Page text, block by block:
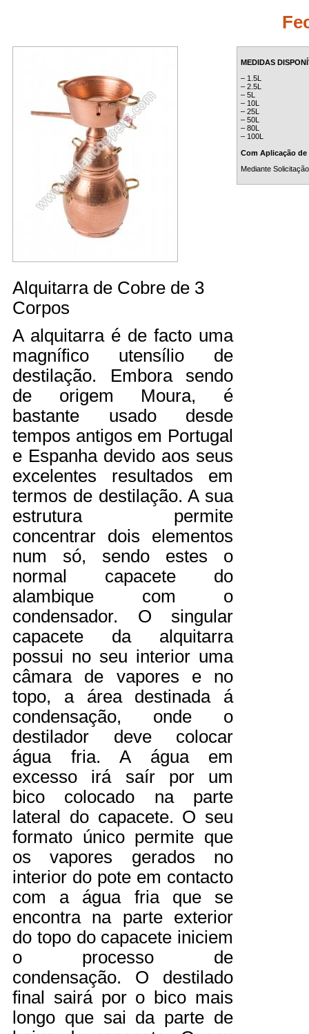
MEDIDAS
– 1.5L
– 2.5L
– 5L
– 10L
– 25L
– 50L
– 80L
– 100L
Com Aplicação
Mediante Solicitação
Alquitarra de Cobre de 3
Corpos
A alquitarra é de facto uma
magnífico utensílio de
destilação. Embora sendo
de origem Moura, é
bastante usado desde
tempos antigos em Portugal
e Espanha devido aos seus
excelentes resultados em
termos de destilação. A sua
estrutura permite
concentrar dois elementos
num só, sendo estes o
normal capacete do
alambique com o
condensador. O singular
capacete da alquitarra
possui no seu interior uma
câmara de vapores e no
topo, a área destinada á
condensação, onde o
destilador deve colocar
água fria. A água em
excesso irá saír por um
bico colocado na parte
lateral do capacete. O seu
formato único permite que
os vapores gerados no
interior do pote em contacto
com a água fria que se
encontra na parte exterior
do topo do capacete iniciem
o processo de
condensação. O destilado
final sairá por o bico mais
longo que sai da parte de